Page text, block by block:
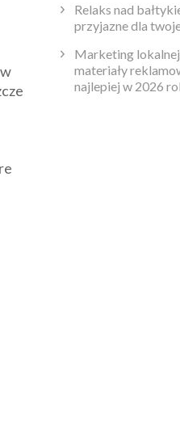
Relaks nad
przyjazne dla
Marketing
materiały
najlepiej w 2026